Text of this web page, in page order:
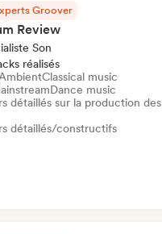
Groover
Review
Son
réalisés
Classical music
Dance music
détaillés sur la production des
détaillés/constructifs